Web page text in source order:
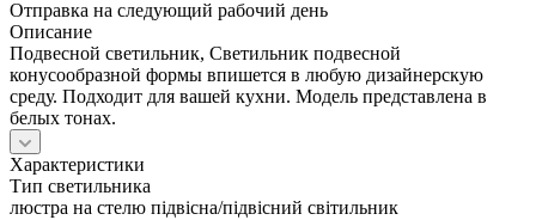
Отправка на следующий рабочий день
Описание
Подвесной светильник, Светильник подвесной
конусообразной формы впишется в любую дизайнерскую
среду. Подходит для вашей кухни. Модель представлена в
белых тонах.
Характеристики
Тип светильника
люстра на стелю підвісна/підвісний світильник